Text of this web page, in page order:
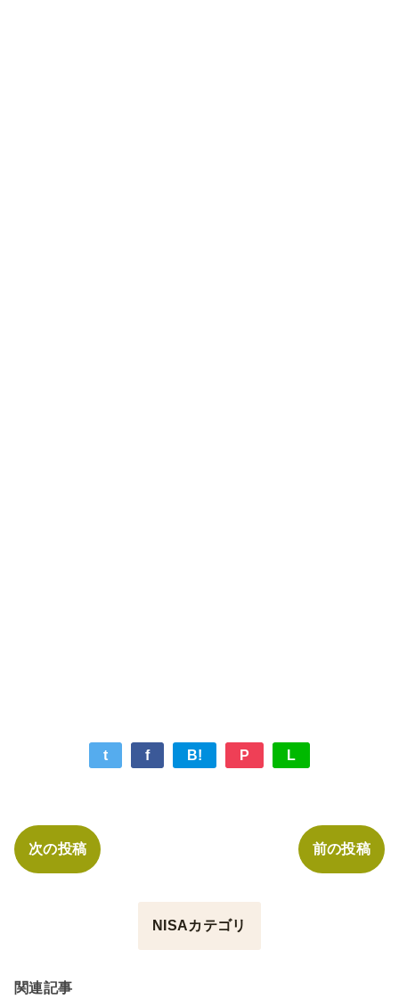
t f B! P L
次の投稿 前の投稿
NISAカテゴリ
関連記事